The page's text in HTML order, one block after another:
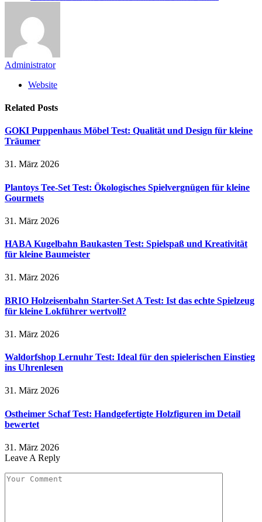
Administrator
Website
Related Posts
GOKI Puppenhaus Möbel Test: Qualität und Design für kleine
Träumer
31. März 2026
Plantoys Tee-Set Test: Ökologisches Spielvergnügen für kleine
Gourmets
31. März 2026
HABA Kugelbahn Baukasten Test: Spielspaß und Kreativität
für kleine Baumeister
31. März 2026
BRIO Holzeisenbahn Starter-Set A Test: Ist das echte Spielzeug
für kleine Lokführer wertvoll?
31. März 2026
Waldorfshop Lernuhr Test: Ideal für den spielerischen Einstieg
ins Uhrenlesen
31. März 2026
Ostheimer Schaf Test: Handgefertigte Holzfiguren im Detail
bewertet
31. März 2026
Leave A Reply